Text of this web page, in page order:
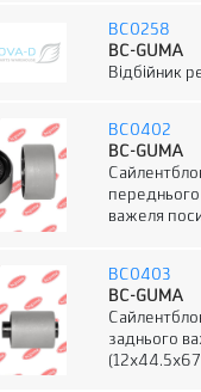
BC0258
BC-GUMA
Відбійник
BC0402
BC-GUMA
переднього
важеля
BC0403
BC-GUMA
заднього